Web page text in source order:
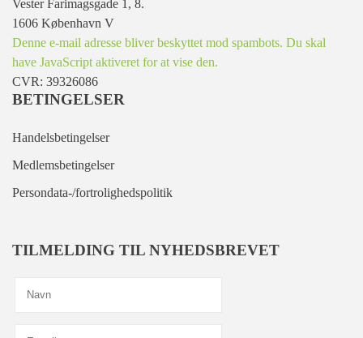
Vester Farimagsgade 1, 8.
1606 København V
Denne e-mail adresse bliver beskyttet mod spambots. Du skal
have JavaScript aktiveret for at vise den.
CVR: 39326086
BETINGELSER
Handelsbetingelser
Medlemsbetingelser
Persondata-/fortrolighedspolitik
TILMELDING TIL NYHEDSBREVET